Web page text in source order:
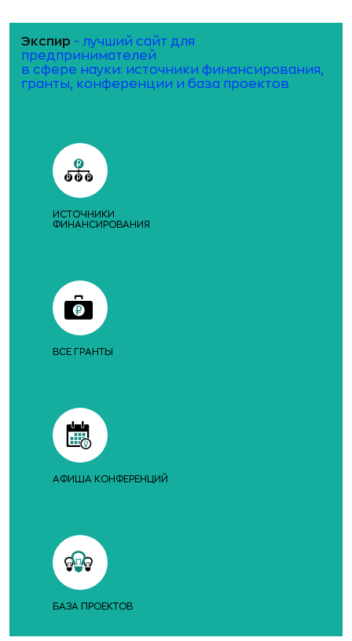
Экспир - лучший сайт для
предпринимателей
в сфере науки: источники финансирования,
гранты, конференции и база проектов
ИСТОЧНИКИ
ФИНАНСИРОВАНИЯ
ВСЕ ГРАНТЫ
АФИША КОНФЕРЕНЦИЙ
БАЗА ПРОЕКТОВ